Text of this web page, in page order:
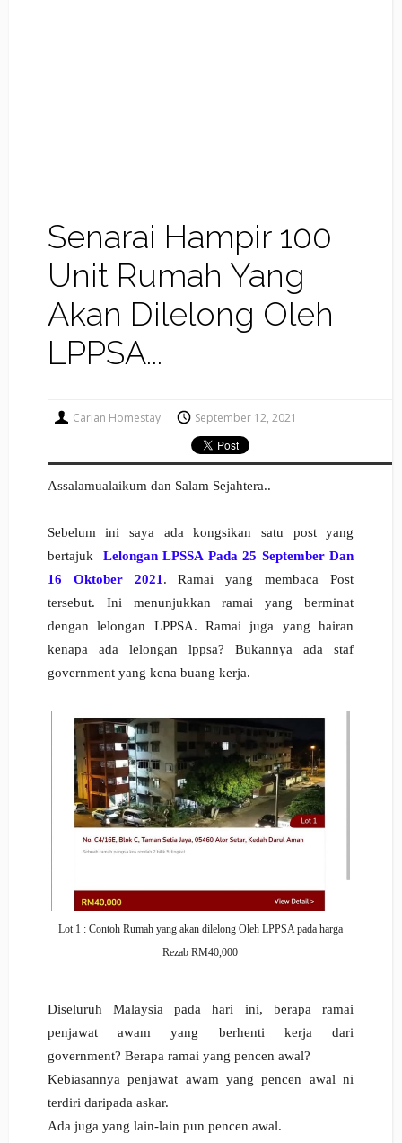
Senarai Hampir 100
Unit Rumah Yang
Akan Dilelong Oleh
LPPSA...
Carian Homestay September 12, 2021
Assalamualaikum dan Salam Sejahtera..
Sebelum ini saya ada kongsikan satu post yang
bertajuk Lelongan LPSSA Pada 25 September Dan
16 Oktober 2021. Ramai yang membaca Post
tersebut. Ini menunjukkan ramai yang berminat
dengan lelongan LPPSA. Ramai juga yang hairan
kenapa ada lelongan lppsa?Bukannya ada staf
government yang kena buang kerja.
Lot 1 : Contoh Rumah yang akan dilelong Oleh LPPSA pada harga
Rezab RM40,000
Diseluruh Malaysia pada hari ini, berapa ramai
penjawat awam yang berhenti kerja dari
government? Berapa ramai yang pencen awal?
Kebiasannya penjawat awam yang pencen awal ni
terdiri daripada askar.
Ada juga yang lain-lain pun pencen awal.